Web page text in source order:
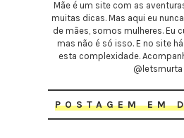
Mãe é um site com as
muitas dicas. Mas aqui eu
de mães, somos mulheres. Eu
mas não é só isso. E no site
esta complexidade.
@letsmurta
POSTAGEM EM